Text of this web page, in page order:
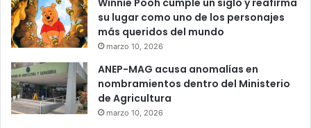
Winnie Pooh cumple un siglo y reafirma
su lugar como uno de los personajes
más queridos del mundo
marzo 10, 2026
ANEP-MAG acusa anomalías en
nombramientos dentro del Ministerio
de Agricultura
marzo 10, 2026